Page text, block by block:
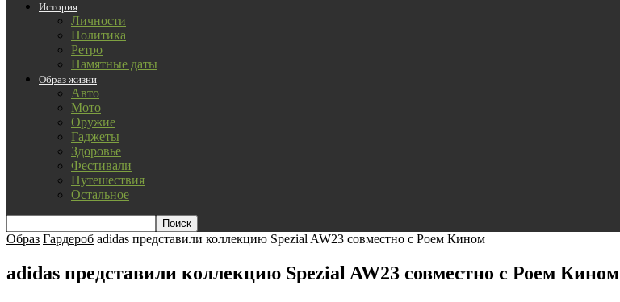
История
Личности
Политика
Ретро
Памятные даты
Образ жизни
Авто
Мото
Оружие
Гаджеты
Здоровье
Фестивали
Путешествия
Остальное
Образ Гардероб adidas представили коллекцию Spezial AW23 совместно с Роем Кином
adidas представили коллекцию Spezial AW23 совместно с Роем Кином